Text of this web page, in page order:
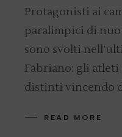
Protagonisti ai
paralimpici di
sono svolti
Fabriano: gli atleti
distinti vincendo
READ MORE